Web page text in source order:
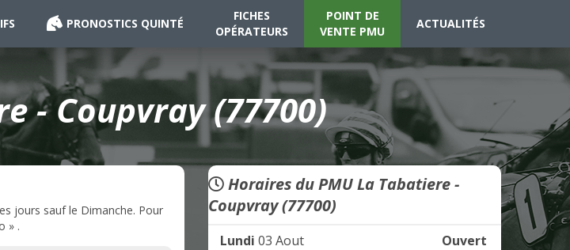
PRONOSTICS QUINTÉ
FICHES
OPÉRATEURS
POINT DE
VENTE PMU
ACTUALITÉS
- Coupvray (77700)
jours sauf le Dimanche. Pour
» .
Horaires du PMU La Tabatiere -
Coupvray (77700)
Lundi 03 Aout
Ouvert